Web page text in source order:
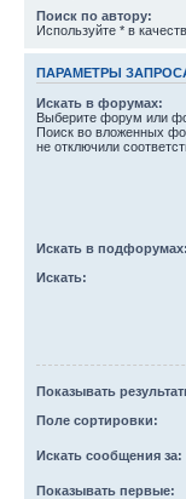
Поиск по автору:
Используйте * в
ПАРАМЕТРЫ
Искать в форумах:
Выберите форум или
Поиск во вложенных
не отключили
Искать в подфорумах:
Искать:
Показывать
Поле сортировки:
Искать сообщения за:
Показывать первые: